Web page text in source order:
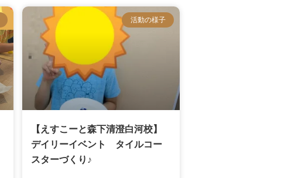
活動の様子
【えすこーと森下清澄白河校】
デイリーイベント タイルコー
スターづくり♪